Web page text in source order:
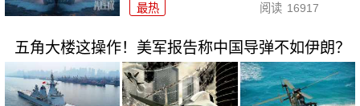
最热 阅读 16917
五角大楼这操作！美军报告称中国导弹不如伊朗？